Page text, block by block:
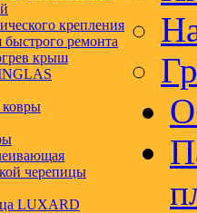
крепления
ремонта
крыш
черепицы
LUXARD